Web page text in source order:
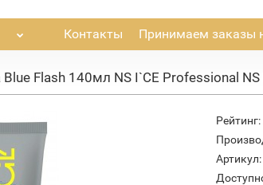
Контакты Принимаем заказы
Flash 140мл NS I`CE Professional NS
Рейтинг:
Артикул: